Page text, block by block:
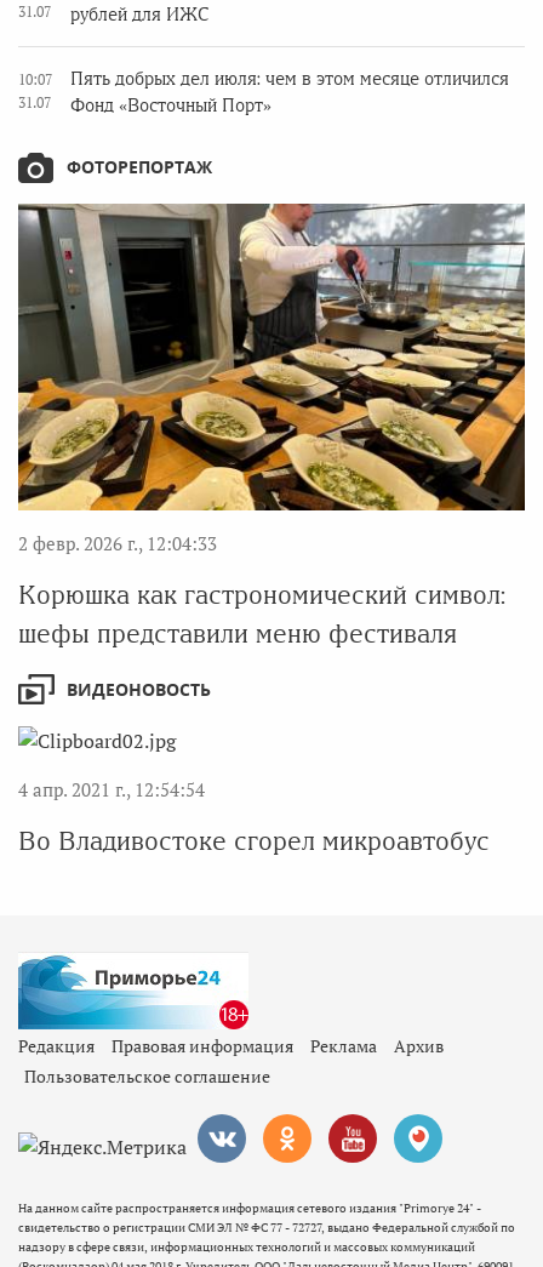
31.07
рублей для ИЖС
10:07
31.07
Пять добрых дел июля: чем в этом месяце отличился
Фонд «Восточный Порт»
ФОТОРЕПОРТАЖ
2 февр. 2026 г., 12:04:33
Корюшка как гастрономический символ:
шефы представили меню фестиваля
ВИДЕОНОВОСТЬ
4 апр. 2021 г., 12:54:54
Во Владивостоке сгорел микроавтобус
Редакция Правовая информация Реклама
Архив
Пользовательское соглашение
На данном сайте распространяется информация сетевого издания "Primorye 24" -
свидетельство о регистрации СМИ ЭЛ № ФС 77 - 72727, выдано Федеральной службой по
надзору в сфере связи, информационных технологий и массовых коммуникаций